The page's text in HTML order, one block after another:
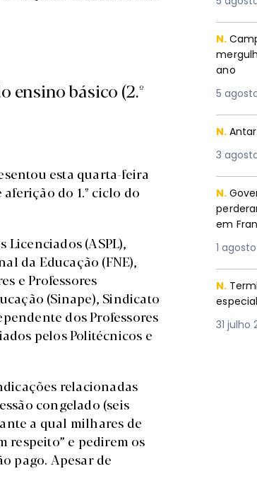
ensino básico (2.º
esta quarta-feira
do 1.º ciclo do
Licenciados (ASPL),
da Educação (FNE),
e Professores
(Sinape), Sindicato
dos Professores
pelos Politécnicos e
relacionadas
congelado (seis
a qual milhares de
respeito” e pedirem os
pago. Apesar de
N.
ano
5
N.
3
N.
em
1
N.
31 julho